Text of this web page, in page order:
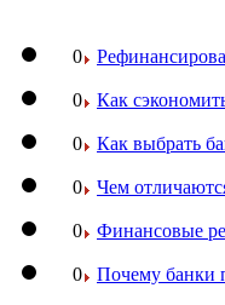
0
0 Как
0 Как выбрать
0 Чем
0 Финансовые
0 Почему банки